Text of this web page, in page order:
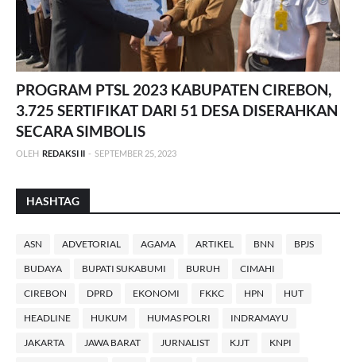
PROGRAM PTSL 2023 KABUPATEN CIREBON,
3.725 SERTIFIKAT DARI 51 DESA DISERAHKAN
SECARA SIMBOLIS
OLEH REDAKSI II - SEPTEMBER 25, 2023
HASHTAG
ASN ADVETORIAL AGAMA ARTIKEL BNN BPJS
BUDAYA BUPATI SUKABUMI BURUH CIMAHI
CIREBON DPRD EKONOMI FKKC HPN HUT
HEADLINE HUKUM HUMAS POLRI INDRAMAYU
JAKARTA JAWA BARAT JURNALIST KJJT KNPI